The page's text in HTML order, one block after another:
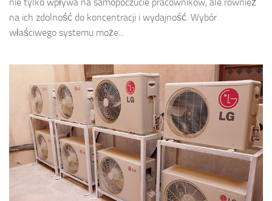
na ich zdolność do koncentracji i wydajność. Wybór
właściwego systemu może...